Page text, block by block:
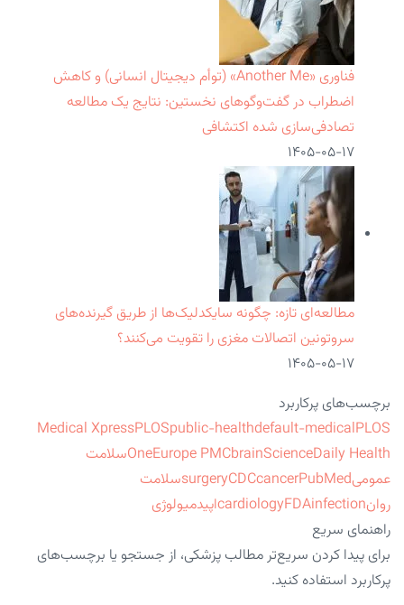
فناوری «Another Me» (توأم دیجیتال انسانی) و کاهش
اضطراب در گفت‌وگوهای نخستین: نتایج یک مطالعه
تصادفی‌سازی شده اکتشافی
۱۴۰۵-۰۵-۱۷
مطالعه‌ای تازه: چگونه سایکدلیک‌ها از طریق گیرنده‌های
سروتونین اتصالات مغزی را تقویت می‌کنند؟
۱۴۰۵-۰۵-۱۷
برچسب‌های پرکاربرد
Medical XpressPLOSpublic-healthdefault-medicalPLOS
OneEurope PMCbrainScienceDaily Health
سلامت
عمومی
surgeryCDCcancerPubMed
سلامت
روان
cardiologyFDAinfection
اپیدمیولوژی
راهنمای سریع
برای پیدا کردن سریع‌تر مطالب پزشکی، از جستجو یا برچسب‌های
پرکاربرد استفاده کنید.